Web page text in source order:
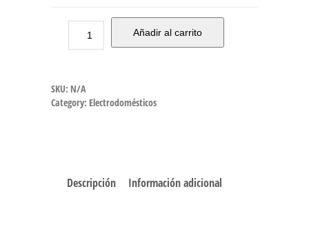
Añadir al carrito
SKU: N/A
Category: Electrodomésticos
Descripción Información adicional